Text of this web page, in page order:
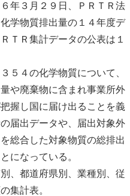
年３月２９日、ＰＲＴＲ法
学物質排出量の１４年度デ
ＴＲ集計データの公表は１
５４の化学物質について、
や廃棄物に含まれ事業所外
握し国に届け出ることを義
届出データや、届出対象外
総合した対象物質の総排出
になっている。
、都道府県別、業種別、従
集計表。